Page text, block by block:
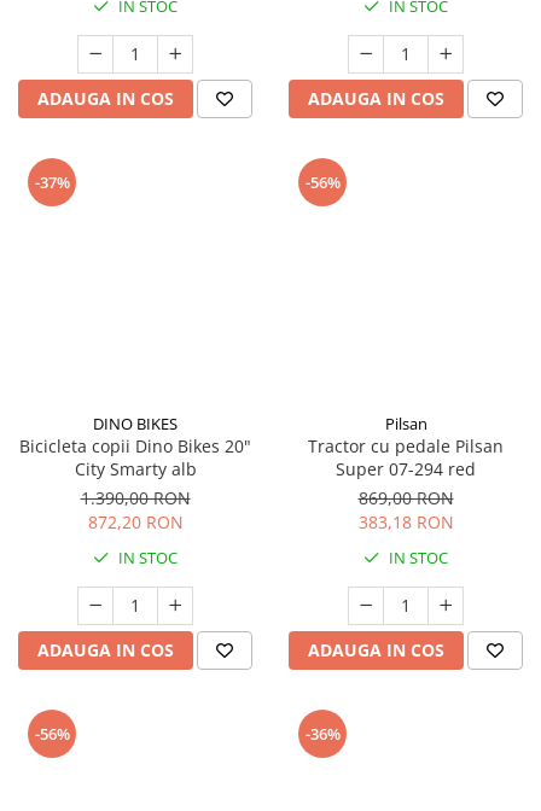
IN STOC
ADAUGA IN COS
IN STOC
ADAUGA IN COS
-37%
DINO BIKES
Bicicleta copii Dino Bikes 20"
City Smarty alb
1.390,00 RON
872,20 RON
IN STOC
ADAUGA IN COS
-56%
Pilsan
Tractor cu pedale Pilsan
Super 07-294 red
869,00 RON
383,18 RON
IN STOC
ADAUGA IN COS
-56% -36%